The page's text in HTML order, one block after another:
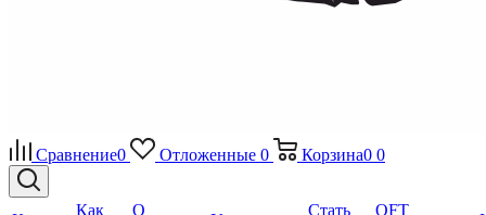
Сравнение0 Отложенные 0 Корзина0 0
Как
О
Стать
OFT